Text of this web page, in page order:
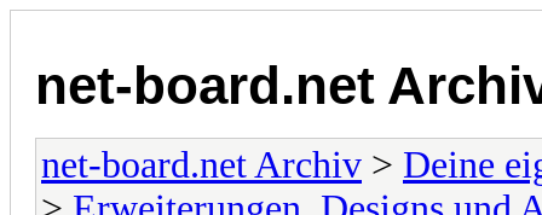
net-board.net
net-board.net Archiv > Deine